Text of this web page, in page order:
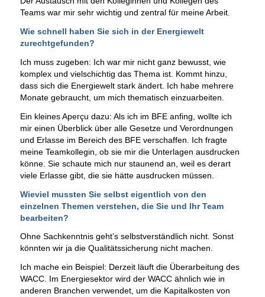
Teams war mir sehr wichtig und zentral für meine Arbeit.
Wie schnell haben Sie sich in der Energiewelt
zurechtgefunden?
Ich muss zugeben: Ich war mir nicht ganz bewusst, wie
komplex und vielschichtig das Thema ist. Kommt hinzu,
dass sich die Energiewelt stark ändert. Ich habe mehrere
Monate gebraucht, um mich thematisch einzuarbeiten.
Ein kleines Aperçu dazu: Als ich im BFE anfing, wollte ich
mir einen Überblick über alle Gesetze und Verordnungen
und Erlasse im Bereich des BFE verschaffen. Ich fragte
meine Teamkollegin, ob sie mir die Unterlagen ausdrucken
könne. Sie schaute mich nur staunend an, weil es derart
viele Erlasse gibt, die sie hätte ausdrucken müssen.
Wieviel mussten Sie selbst eigentlich von den
einzelnen Themen verstehen, die Sie und Ihr Team
bearbeiten?
Ohne Sachkenntnis geht’s selbstverständlich nicht. Sonst
könnten wir ja die Qualitätssicherung nicht machen.
Ich mache ein Beispiel: Derzeit läuft die Überarbeitung des
WACC. Im Energiesektor wird der WACC ähnlich wie in
anderen Branchen verwendet, um die Kapitalkosten von